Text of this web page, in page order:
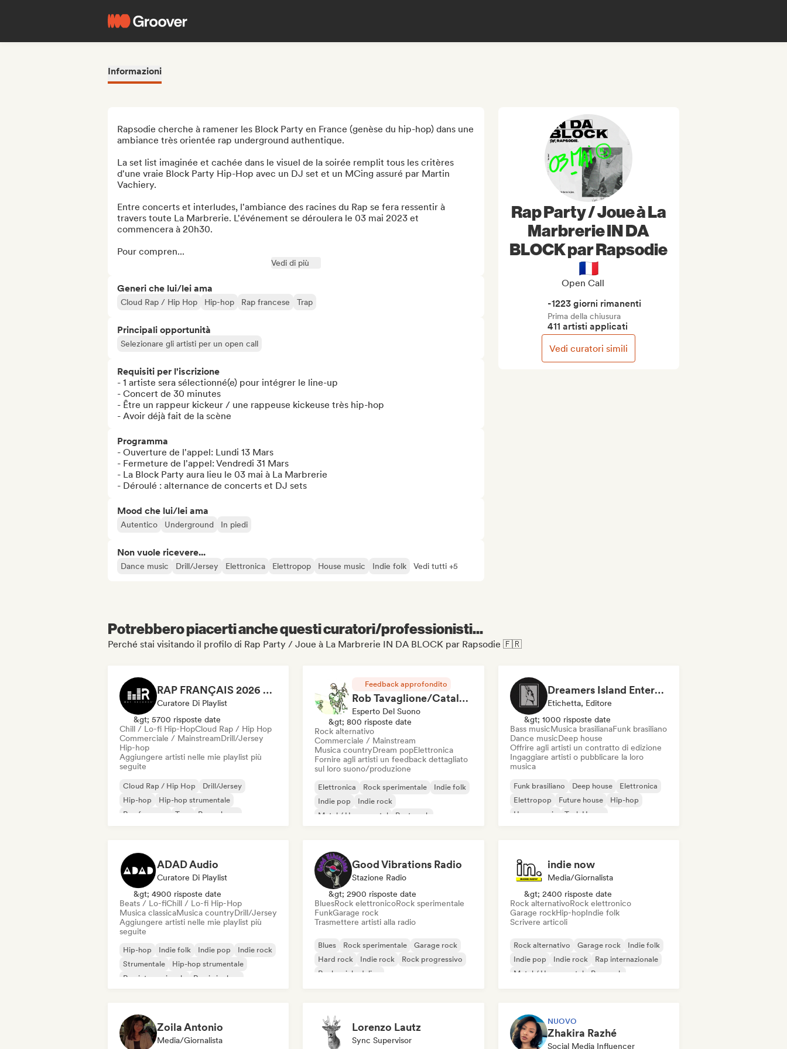
Informazioni
Rapsodie cherche à ramener les Block Party en France (genèse du hip-hop) dans une
ambiance très orientée rap underground authentique.
La set list imaginée et cachée dans le visuel de la soirée remplit tous les critères
d'une vraie Block Party Hip-Hop avec un DJ set et un MCing assuré par Martin
Vachiery.
Entre concerts et interludes, l'ambiance des racines du Rap se fera ressentir à
travers toute La Marbrerie. L'événement se déroulera le 03 mai 2023 et
commencera à 20h30.
Pour compren...
Vedi di più
Generi che lui/lei ama
Cloud Rap / Hip Hop Hip-hop Rap francese Trap
Principali opportunità
Selezionare gli artisti per un open call
Requisiti per l'iscrizione
- 1 artiste sera sélectionné(e) pour intégrer le line-up
- Concert de 30 minutes
- Être un rappeur kickeur / une rappeuse kickeuse très hip-hop
- Avoir déjà fait de la scène
Programma
- Ouverture de l'appel: Lundi 13 Mars
- Fermeture de l'appel: Vendredi 31 Mars
- La Block Party aura lieu le 03 mai à La Marbrerie
- Déroulé : alternance de concerts et DJ sets
Mood che lui/lei ama
Autentico Underground In piedi
Non vuole ricevere...
Dance music Drill/Jersey Elettronica Elettropop House music Indie folk Vedi tutti +5
Rap Party / Joue à La
Marbrerie IN DA
BLOCK par Rapsodie
🇫🇷
Open Call
-1223 giorni rimanenti
Prima della chiusura
411 artisti applicati
Vedi curatori simili
Potrebbero piacerti anche questi curatori/professionisti...
Perché stai visitando il profilo di Rap Party / Joue à La Marbrerie IN DA BLOCK par Rapsodie 🇫🇷
RAP FRANÇAIS 2026 🔥🇫🇷 (Way Records)
Curatore Di Playlist
&gt; 5700 risposte date
Chill / Lo-fi Hip-HopCloud Rap / Hip Hop
Commerciale / MainstreamDrill/Jersey
Hip-hop
Aggiungere artisti nelle mie playlist più
seguite
Cloud Rap / Hip Hop
Drill/Jersey
Hip-hop
Hip-hop strumentale
Rap francese
Trap
Pop urbano
Feedback approfondito
Rob Tavaglione/Catalyst Recording
Esperto Del Suono
&gt; 800 risposte date
Rock alternativo
Commerciale / Mainstream
Musica countryDream popElettronica
Fornire agli artisti un feedback dettagliato
sul loro suono/produzione
Elettronica Rock sperimentale
Indie folk
Indie pop
Indie rock
Metal / Heavy metal
Post punk
Dreamers Island Entertainment
Etichetta, Editore
&gt; 1000 risposte date
Bass musicMusica brasilianaFunk brasiliano
Dance musicDeep house
Offrire agli artisti un contratto di edizione
Ingaggiare artisti o pubblicare la loro
musica
Funk brasiliano Deep house
Elettronica
Elettropop
Future house
Hip-hop
House music
Tech House
ADAD Audio
Curatore Di Playlist
&gt; 4900 risposte date
Beats / Lo-fiChill / Lo-fi Hip-Hop
Musica classicaMusica countryDrill/Jersey
Aggiungere artisti nelle mie playlist più
seguite
Hip-hop Indie folk Indie pop
Indie rock
Strumentale
Hip-hop strumentale
Rap internazionale
Rap in inglese
Good Vibrations Radio
Stazione Radio
&gt; 2900 risposte date
BluesRock elettronicoRock sperimentale
FunkGarage rock
Trasmettere artisti alla radio
Blues Rock sperimentale
Garage rock
Hard rock
Indie rock
Rock progressivo
Rock psichedelico
indie now
Media/Giornalista
&gt; 2400 risposte date
Rock alternativoRock elettronico
Garage rockHip-hopIndie folk
Scrivere articoli
Rock alternativo Garage rock
Indie folk
Indie pop
Indie rock
Rap internazionale
Metal / Heavy metal
Pop rock
Zoila Antonio
Media/Giornalista
Lorenzo Lautz
Sync Supervisor
NUOVO
Zhakira Razhé
Social Media Influencer